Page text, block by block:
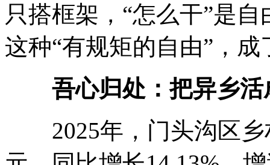
只搭框架，“怎么干”是
这种“有规矩的自由”，
吾心归处：把异乡活
2025年，门头沟区乡